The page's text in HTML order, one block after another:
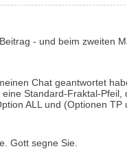
- und beim zweiten
Chat geantwortet
Standard-Fraktal-
ALL und (Optionen
Gott segne Sie.